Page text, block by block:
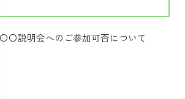
〇説明会へのご参加可否について